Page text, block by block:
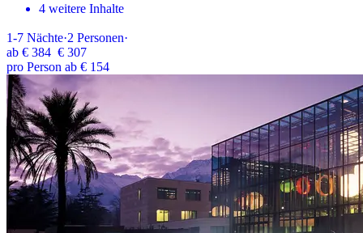
4 weitere Inhalte
1-7 Nächte·2 Personen·
ab € 384 € 307
pro Person ab € 154